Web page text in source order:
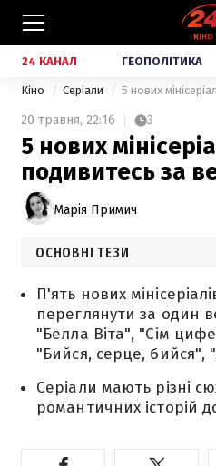
24 КАНАЛ ГЕОПОЛІТИКА
Кіно Серіали 5 нових
20 травня, 22:16 3
5 нових
подивитесь за
Марія Примич
ОСНОВНІ ТЕЗИ
П'ять нових
переглянути за один
"Белла Віта", "Сім
"Бийся, серце, бийся",
Серіали мають різні
романтичних історій